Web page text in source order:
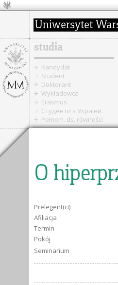
studia
Kandydat
Student
Doktorant
Wykładowca
Erasmus
Cтуденти з України
Pełnom. ds. równości
O
Prelegent(ci)
Afiliacja
Termin
Pokój
Seminarium